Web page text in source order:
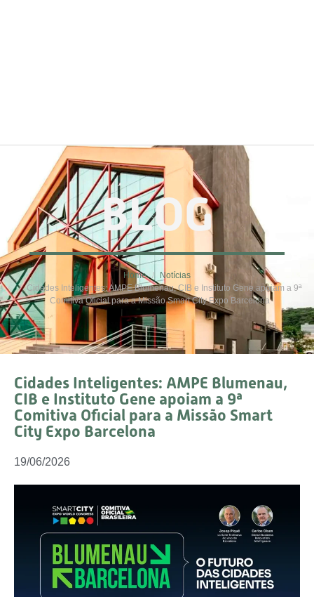
BLOG
Home
Notícias
Cidades Inteligentes: AMPE Blumenau, CIB e Instituto Gene apoiam a 9ª
Comitiva Oficial para a Missão Smart City Expo Barcelona
Cidades Inteligentes: AMPE Blumenau,
CIB e Instituto Gene apoiam a 9ª
Comitiva Oficial para a Missão Smart
City Expo Barcelona
19/06/2026